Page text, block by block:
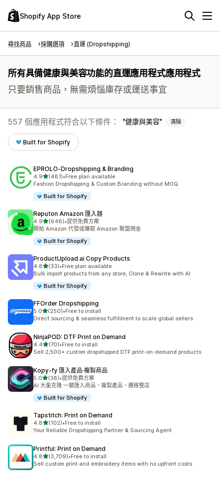
Shopify App Store
尋找商品 採購選項 直運 (Dropshipping)
所有具備健康與美容功能的直運應用程式應用程式
只要銷售商品，無需煩惱庫存或運送事宜
557 個應用程式符合以下條件： 健康與美容 清除
Built for Shopify
EPROLO‑Dropshipping & Branding
4.9滿分 5 顆星
(481)
共有 481 則評價
•Free plan available
Fashion Dropshipping & Custom Branding without MOQ
Built for Shopify
Reputon Amazon 匯入器
4.9滿分 5 顆星
(648)
共有 648 則評價
•提供免費方案
開始 Amazon 代發或賺取 Amazon 聯盟佣金
Built for Shopify
ProductUpload.ai Copy Products
4.8滿分 5 顆星
(33)
共有 33 則評價
•Free plan available
Bulk import products from any store, Clone & Rewrite with AI
Built for Shopify
FFOrder Dropshipping
5.0滿分 5 顆星
(250)
共有 250 則評價
•Free to install
Direct sourcing & seamless fulfillment to scale global sellers
NinjaPOD: DTF Print on Demand
4.4滿分 5 顆星
(70)
共有 70 則評價
•Free to install
Sell 2,500+ custom dropshipped DTF print-on-demand products
Kopy‑fy 匯入產品·複製商品
5.0滿分 5 顆星
(38)
共有 38 則評價
•提供免費方案
AI 大量克隆:一鍵匯入商品、複製產品、遷移整店
Built for Shopify
Tapstitch: Print on Demand
4.8滿分 5 顆星
(102)
共有 102 則評價
•Free to install
Your Reliable Dropshipping Partner & Sourcing Agent
Printful: Print on Demand
4.8滿分 5 顆星
(3,709)
共有 3709 則評價
•Free to install
Sell custom print and embroidery items with no upfront costs